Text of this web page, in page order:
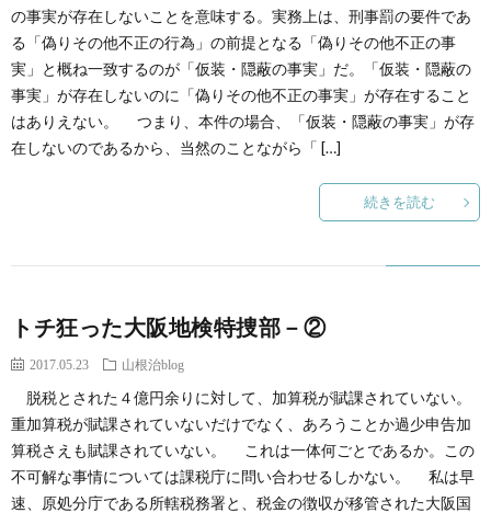
る
blog
案
の事実が存在しないことを意味する。実務上は、刑事罰の要件であ
る「偽りその他不正の行為」の前提となる「偽りその他不正の事
実」と概ね一致するのが「仮装・隠蔽の事実」だ。「仮装・隠蔽の
事実」が存在しないのに「偽りその他不正の事実」が存在すること
はありえない。 つまり、本件の場合、「仮装・隠蔽の事実」が存
在しないのであるから、当然のことながら「 […]
続きを読む
トチ狂った大阪地検特捜部－②
2017.05.23 山根治blog
脱税とされた４億円余りに対して、加算税が賦課されていない。
重加算税が賦課されていないだけでなく、あろうことか過少申告加
算税さえも賦課されていない。 これは一体何ごとであるか。この
不可解な事情については課税庁に問い合わせるしかない。 私は早
速、原処分庁である所轄税務署と、税金の徴収が移管された大阪国